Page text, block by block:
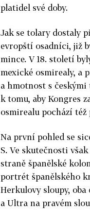
platidel své doby.
Jak se tolary dostaly
evropští osadníci, již
mince. V 18. století
mexické osmirealy, a
a hmotnost s
k tomu, aby Kongres
osmirealu pochází
Na první pohled se
S. Ve skutečnosti
straně španělské
portrét španělského
Herkulovy sloupy, oba
a Ultra na pravém